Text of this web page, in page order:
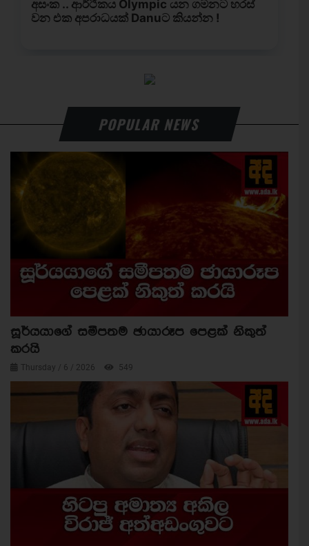
POPULAR NEWS
සූර්යයාගේ සමීපතම ඡායාරූප පෙළක් නිකුත්
කරයි
Thursday / 6 / 2026 549